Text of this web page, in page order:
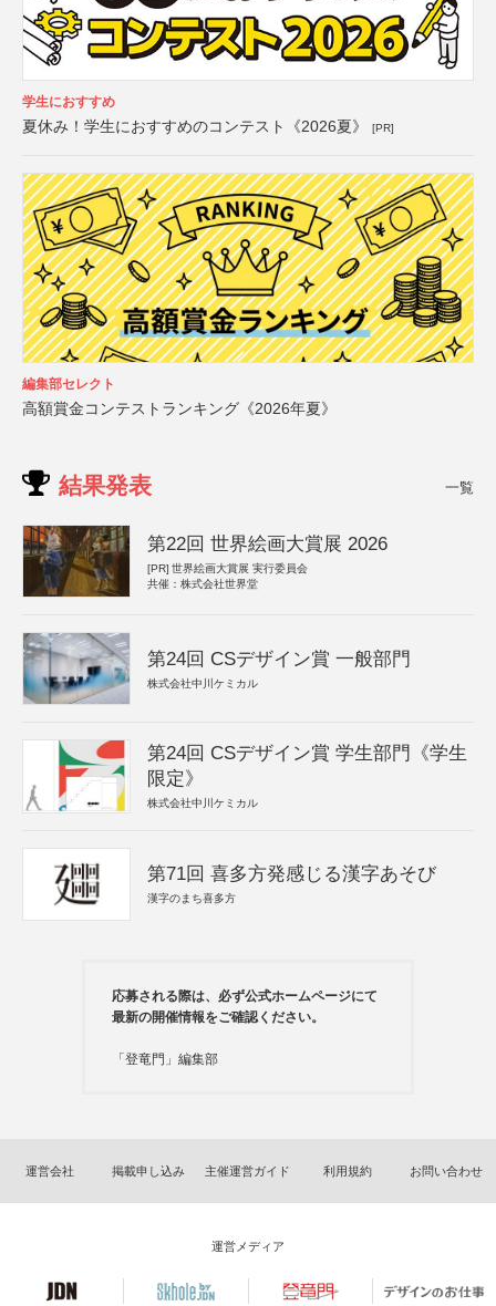
学生におすすめ
夏休み！学生におすすめのコンテスト《2026夏》 [PR]
編集部セレクト
高額賞金コンテストランキング《2026年夏》
結果発表 一覧
第22回 世界絵画大賞展 2026
[PR] 世界絵画大賞展 実行委員会
共催：株式会社世界堂
第24回 CSデザイン賞 一般部門
株式会社中川ケミカル
第24回 CSデザイン賞 学生部門《学生
限定》
株式会社中川ケミカル
第71回 喜多方発感じる漢字あそび
漢字のまち喜多方
応募される際は、必ず公式ホームページにて
最新の開催情報をご確認ください。
「登竜門」編集部
運営会社 掲載申し込み 主催運営ガイド 利用規約 お問い合わせ
運営メディア